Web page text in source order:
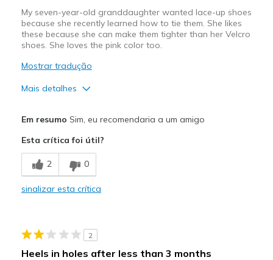
Sizing
Feels true to size
View On Shoes
Shoes are for Wearing
My seven-year-old granddaughter wanted lace-up shoes
because she recently learned how to tie them. She likes
these because she can make them tighter than her Velcro
shoes. She loves the pink color too.
Mostrar tradução
Mais detalhes
Breathe Well
Comfortable
Casual Wear
Em resumo Sim, eu recomendaria a um amigo
Esta crítica foi útil?
2 0
sinalizar esta crítica
2
Heels in holes after less than 3 months